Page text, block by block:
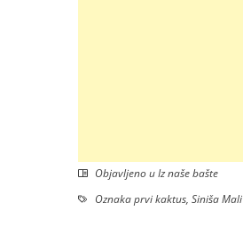
Objavljeno uIz naše bašte
Oznakaprvi kaktus, Siniša Mali